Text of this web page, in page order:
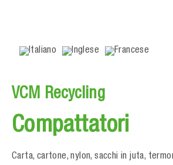
VCM Recycling
Compattatori
Carta, cartone, nylon, sacchi in juta,